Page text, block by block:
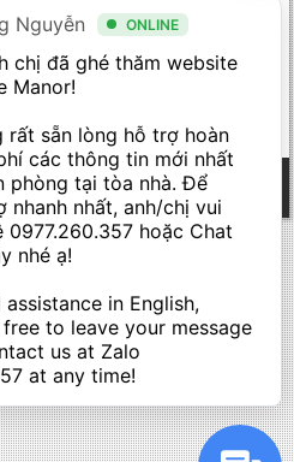
huyện Văn Giang, tỉnh Hưng Yên.
quý khách trải nghiệm công nghệ
Nguyễn ONLINE
chị đã ghé thăm website
Manor!
rất sẵn lòng hỗ trợ hoàn
các thông tin mới nhất
phòng tại tòa nhà. Để
nhanh nhất, anh/chị vui
0977.260.357 hoặc Chat
nhé ạ!
in English,
to leave your message
at any time!